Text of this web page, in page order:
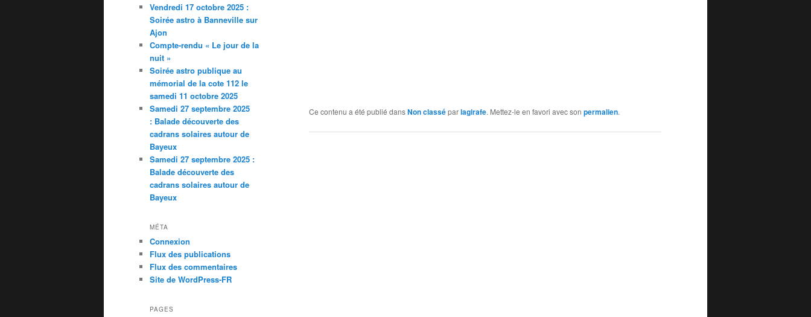
Ce contenu a été publié dansNon classéparlagirafe. Mettez-le en favori avec son permalien.
Vendredi 17 octobre 2025 :
Soirée astro à Banneville sur
Ajon
Compte-rendu « Le jour de la
nuit »
Soirée astro publique au
mémorial de la cote 112 le
samedi 11 octobre 2025
Samedi 27 septembre 2025
: Balade découverte des
cadrans solaires autour de
Bayeux
Samedi 27 septembre 2025 :
Balade découverte des
cadrans solaires autour de
Bayeux
MÉTA
Connexion
Flux des publications
Flux des commentaires
Site de WordPress-FR
PAGES